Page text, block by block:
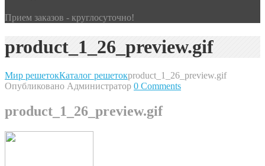
Прием заказов - круглосуточно!
product_1_26_preview.gif
Мир решетокКаталог решетокproduct_1_26_preview.gif
Опубликовано Администратор 0 Comments
product_1_26_preview.gif